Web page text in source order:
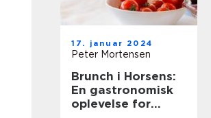
17. januar 2024
Peter Mortensen
Brunch i Horsens:
En gastronomisk
oplevelse for